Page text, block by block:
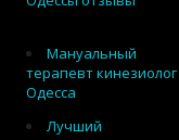
Мануальный
терапевт кинезиолог
Одесса
Лучший